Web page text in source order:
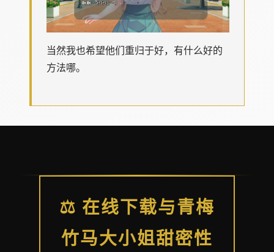
当然我也希望他们重归于好，有什么好的
方法哪。
⚖️ 在线下载与青梅
竹马大小姐甜密性